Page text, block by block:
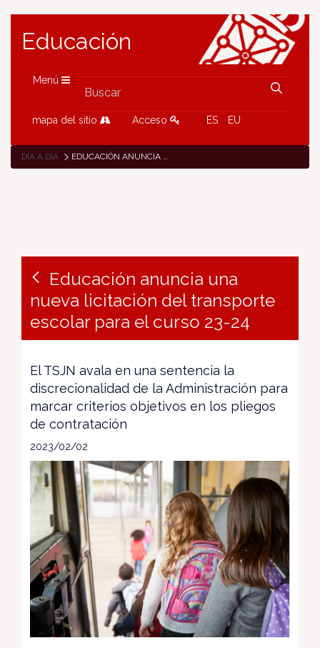
Educación
Menú
mapa del sitio Acceso ES EU
DÍA A DÍA EDUCACIÓN ANUNCIA UNA NUEVA LICITACIÓN DEL TRANSPORTE ESCOLAR PARA EL CURSO 23-24
Educación anuncia una
nueva licitación del transporte
escolar para el curso 23-24
El TSJN avala en una sentencia la
discrecionalidad de la Administración para
marcar criterios objetivos en los pliegos
de contratación
2023/02/02